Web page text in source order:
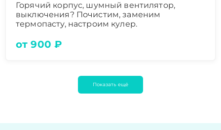
Горячий корпус, шумный вентилятор,
выключения? Почистим, заменим
термопасту, настроим кулер.
от 900 ₽
Показать ещё